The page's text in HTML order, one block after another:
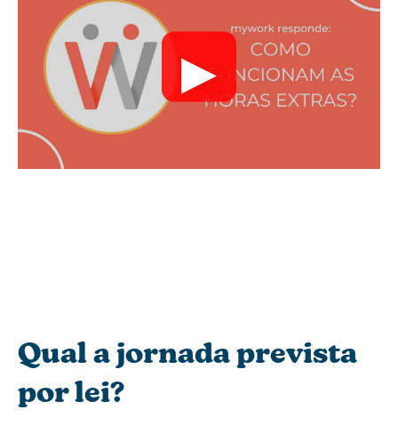
▶
Qual a jornada prevista
por lei?